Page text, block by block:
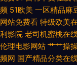
福利 国产精品婷婷久久
91大香蕉精东麻豆 尤
频 51欧美 一区精品麻
网站免费看 特级欧美
利影院 老司机蜜桃在
伦理电影网站 艹艹操
频网 国产精品分类在